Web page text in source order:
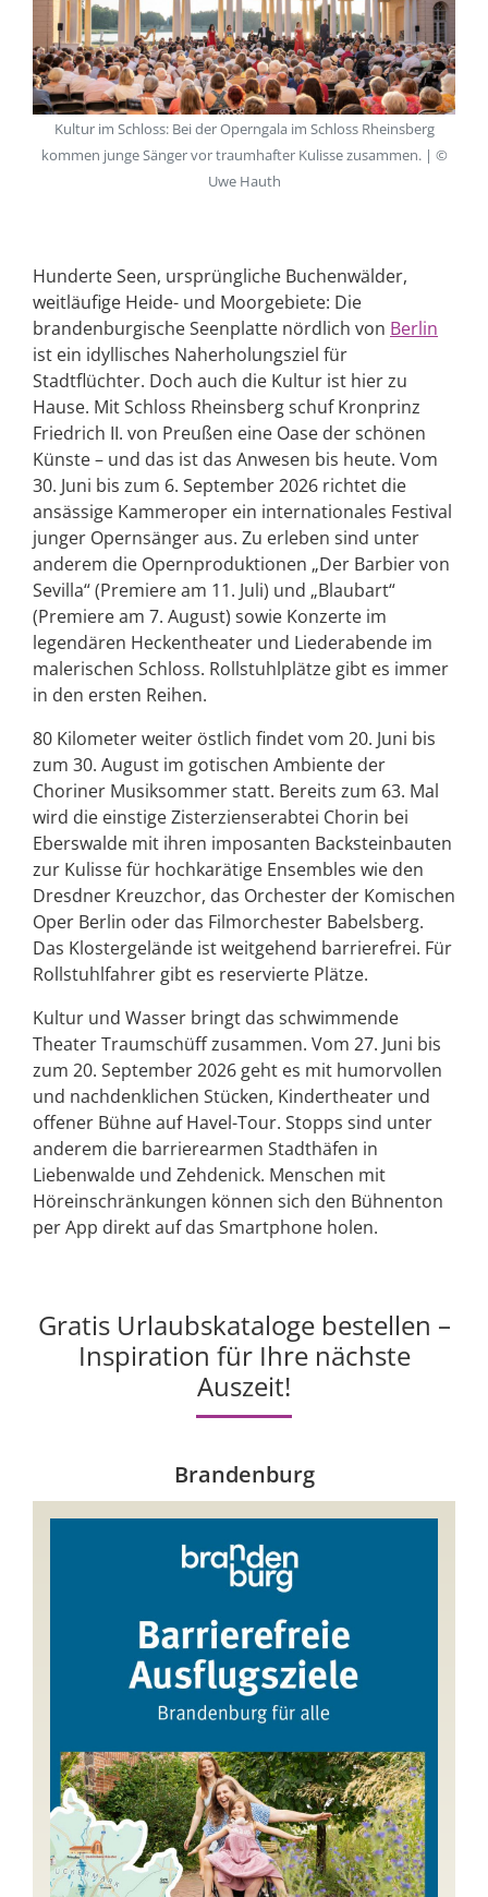
Kultur im Schloss: Bei der Operngala im Schloss Rheinsberg
kommen junge Sänger vor traumhafter Kulisse zusammen. | ©
Uwe Hauth
Hunderte Seen, ursprüngliche Buchenwälder,
weitläufige Heide- und Moorgebiete: Die
brandenburgische Seenplatte nördlich von Berlin
ist ein idyllisches Naherholungsziel für
Stadtflüchter. Doch auch die Kultur ist hier zu
Hause. Mit Schloss Rheinsberg schuf Kronprinz
Friedrich II. von Preußen eine Oase der schönen
Künste – und das ist das Anwesen bis heute. Vom
30. Juni bis zum 6. September 2026 richtet die
ansässige Kammeroper ein internationales Festival
junger Opernsänger aus. Zu erleben sind unter
anderem die Opernproduktionen „Der Barbier von
Sevilla“ (Premiere am 11. Juli) und „Blaubart“
(Premiere am 7. August) sowie Konzerte im
legendären Heckentheater und Liederabende im
malerischen Schloss. Rollstuhlplätze gibt es immer
in den ersten Reihen.
80 Kilometer weiter östlich findet vom 20. Juni bis
zum 30. August im gotischen Ambiente der
Choriner Musiksommer statt. Bereits zum 63. Mal
wird die einstige Zisterzienserabtei Chorin bei
Eberswalde mit ihren imposanten Backsteinbauten
zur Kulisse für hochkarätige Ensembles wie den
Dresdner Kreuzchor, das Orchester der Komischen
Oper Berlin oder das Filmorchester Babelsberg.
Das Klostergelände ist weitgehend barrierefrei. Für
Rollstuhlfahrer gibt es reservierte Plätze.
Kultur und Wasser bringt das schwimmende
Theater Traumschüff zusammen. Vom 27. Juni bis
zum 20. September 2026 geht es mit humorvollen
und nachdenklichen Stücken, Kindertheater und
offener Bühne auf Havel-Tour. Stopps sind unter
anderem die barrierearmen Stadthäfen in
Liebenwalde und Zehdenick. Menschen mit
Höreinschränkungen können sich den Bühnenton
per App direkt auf das Smartphone holen.
Gratis Urlaubskataloge bestellen –
Inspiration für Ihre nächste
Auszeit!
Brandenburg